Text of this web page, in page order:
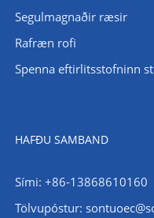
Segulmagnaðir ræsir
Rafræn rofi
Spenna eftirlitsstofninn
HAFÐU SAMBAND
Sími: +86-13868610160
Tölvupóstur: